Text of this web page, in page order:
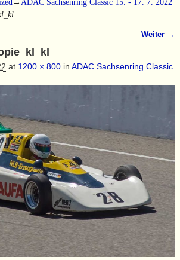
→ ADAC Sachsenring Classic 15. - 17. 7. 2022
Weiter →
at 1200 × 800in ADAC Sachsenring Classic